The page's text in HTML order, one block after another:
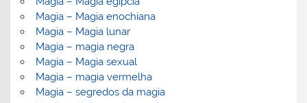
Magia – Magia enochiana
Magia – Magia lunar
Magia – magia negra
Magia – Magia sexual
Magia – magia vermelha
Magia – segredos da magia